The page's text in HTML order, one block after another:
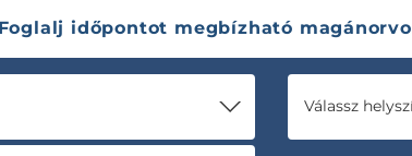
Foglalj időpontot megbízható
Válassz